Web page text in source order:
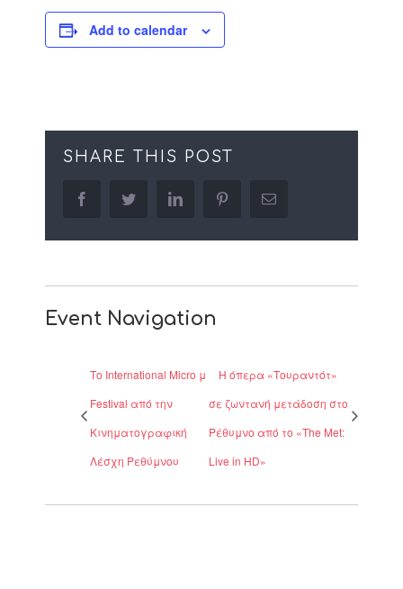
Add to calendar
SHARE THIS POST
facebooktwitter linkedin pinterestEmail
Event Navigation
Το International Micro μ
Festival από την
Κινηματογραφική
Λέσχη Ρεθύμνου
Η όπερα «Tουραντότ»
σε ζωντανή μετάδοση στο
Ρέθυμνο από το «The Met:
Live in HD»